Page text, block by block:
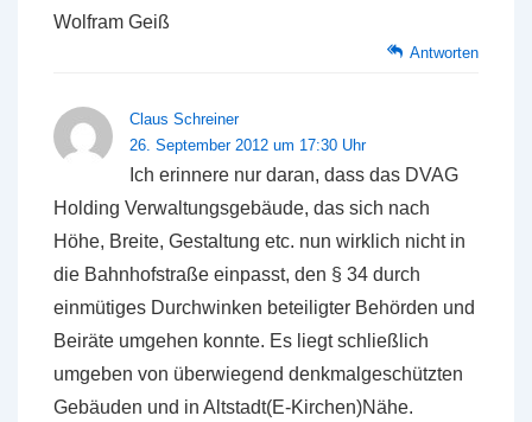
Wolfram Geiß
Antworten
Claus Schreiner
26. September 2012 um 17:30 Uhr
Ich erinnere nur daran, dass das DVAG
Holding Verwaltungsgebäude, das sich nach
Höhe, Breite, Gestaltung etc. nun wirklich nicht in
die Bahnhofstraße einpasst, den § 34 durch
einmütiges Durchwinken beteiligter Behörden und
Beiräte umgehen konnte. Es liegt schließlich
umgeben von überwiegend denkmalgeschützten
Gebäuden und in Altstadt(E-Kirchen)Nähe.